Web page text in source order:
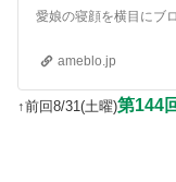
ameblo.jp
↑前回8/31(土曜)第144